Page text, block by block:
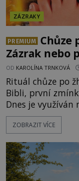
ZÁZRAKY
PREMIUM
Chůze
Zázrak nebo
OD KAROLÍNA TRNKOVÁ
Rituál chůze po
Bibli, první
Dnes je
spirituální síly či
si při něm
ZOBRAZIT VÍCE